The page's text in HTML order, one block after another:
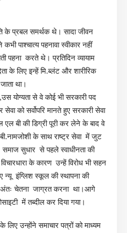
के प्रबल समर्थक थे। सादा जीवन
पाश्चात्य पहनावा स्वीकार नहीं
पहना करते थे। प्रतिदिन व्यायाम
के लिए इन्हें मि.ब्लंट और शारीरिक
था।
योग्यता से वे कोई भी सरकारी पद
को सर्वोपरि मानते हुए सरकारी सेवा
एल बी की डिग्री पूरी कर लेने के बाद वे
के साथ राष्ट्र सेवा में जुट
सुधार से पहले स्वाधीनता की
के कारण उन्हें विरोध भी सहन
न्यू इंग्लिश स्कूल की स्थापना की
अंतः चेतना जाग्रत करना था।आगे
में तब्दील कर दिया गया।
उन्होंने समाचार पत्रों को माध्यम